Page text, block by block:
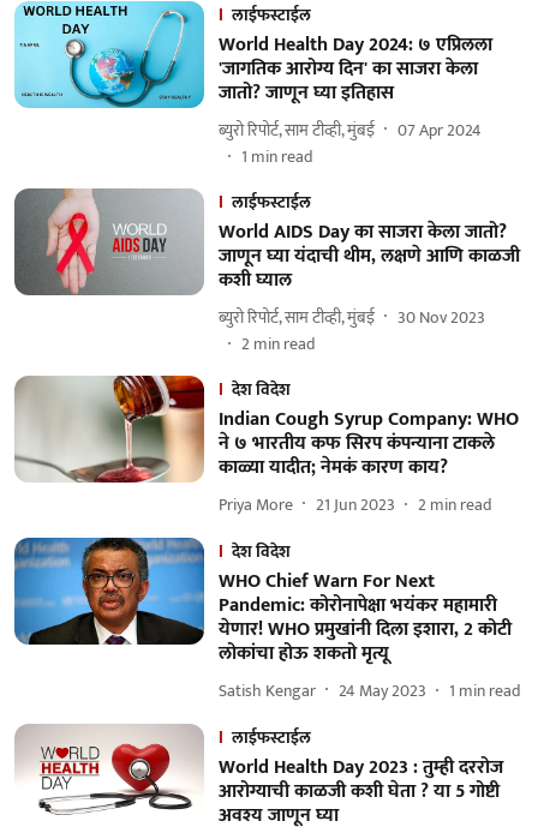
लाईफस्टाईल
World Health Day 2024: ७ एप्रिलला
'जागतिक आरोग्य दिन' का साजरा केला
जातो? जाणून घ्या इतिहास
ब्युरो रिपोर्ट, साम टीव्ही, मुंबई
07 Apr 2024
1 min read
लाईफस्टाईल
World AIDS Day का साजरा केला जातो?
जाणून घ्या यंदाची थीम, लक्षणे आणि काळजी
कशी घ्याल
ब्युरो रिपोर्ट, साम टीव्ही, मुंबई
30 Nov 2023
2min read
देश विदेश
Indian Cough Syrup Company: WHO
ने ७ भारतीय कफ सिरप कंपन्याना टाकले
काळ्या यादीत; नेमकं कारण काय?
Priya More 21 Jun 2023 2min read
देश विदेश
WHO Chief Warn For Next
Pandemic: कोरोनापेक्षा भयंकर महामारी
येणार! WHO प्रमुखांनी दिला इशारा, 2 कोटी
लोकांचा होऊ शकतो मृत्यू
Satish Kengar 24 May 2023 1 min read
लाईफस्टाईल
World Health Day 2023 : तुम्ही दररोज
आरोग्याची काळजी कशी घेता ? या 5 गोष्टी
अवश्य जाणून घ्या